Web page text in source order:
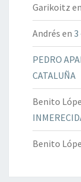
Garikoitz en
Andrés en 3
PEDRO
CATALUÑA
Benito
Benito